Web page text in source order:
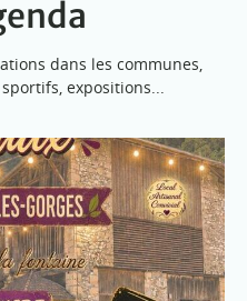
dans les communes,
expositions...